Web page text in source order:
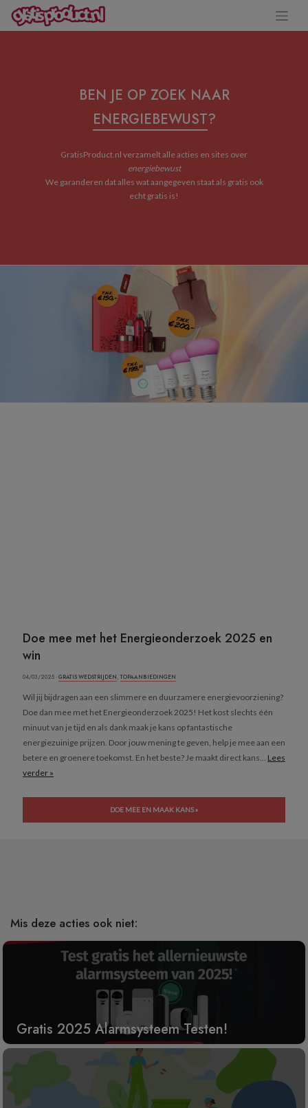
BEN JE OP ZOEK NAAR
ENERGIEBEWUST?
GratisProduct.nl verzamelt alle acties en sites over
energiebewust
We garanderen dat alles wat aangegeven staat als gratis ook
echt gratis is!
Doe mee met het Energieonderzoek 2025 en
win
04/03/2025 ·GRATIS WEDSTRIJDEN,TOPAANBIEDINGEN
Wil jij bijdragen aan een slimmere en duurzamere energievoorziening?
Doe dan mee met het Energieonderzoek 2025! Het kost slechts één
minuut van je tijd en als dank maak je kans op fantastische
energiezuinige prijzen. Door jouw mening te geven, help je mee aan een
betere en groenere toekomst. En het beste? Je maakt direct kans... Lees
verder »
DOE MEE EN MAAK KANS »
Mis deze acties ook niet:
Gratis 2025 Alarmsysteem Testen!